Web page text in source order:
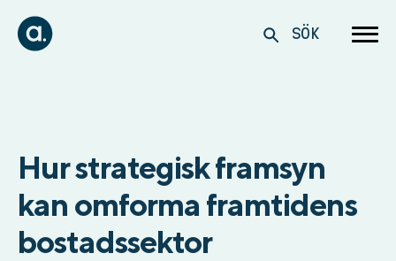
SÖK
Hur strategisk framsyn
kan omforma framtidens
bostadssektor